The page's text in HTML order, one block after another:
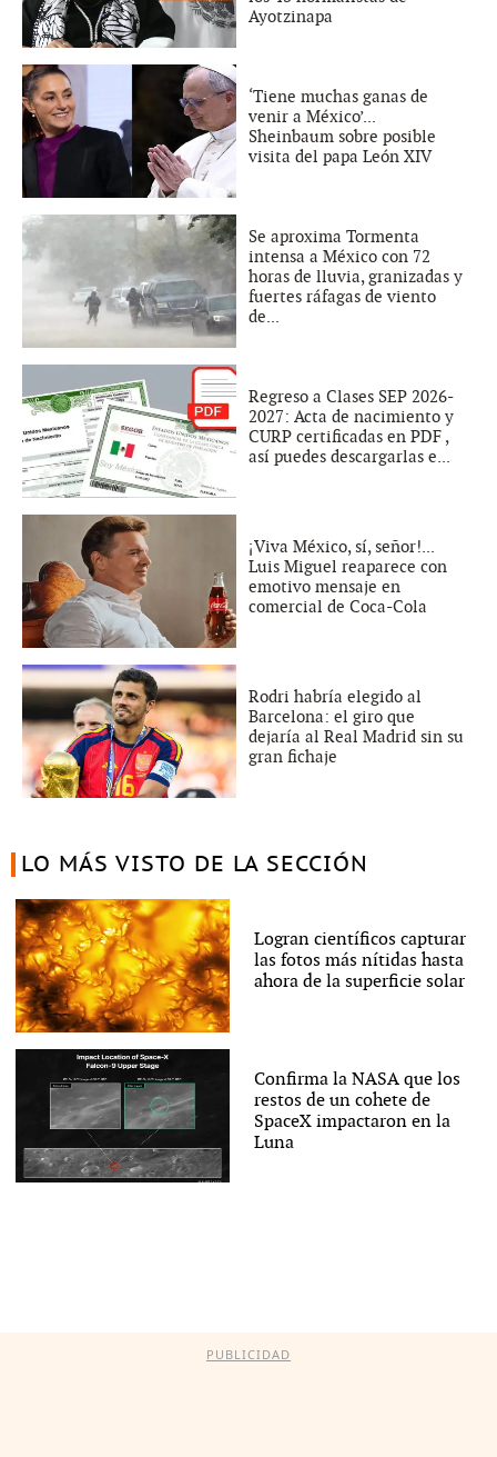
Ayotzinapa
‘Tiene muchas ganas de
venir a México’...
Sheinbaum sobre posible
visita del papa León XIV
Se aproxima Tormenta
intensa a México con 72
horas de lluvia, granizadas y
fuertes ráfagas de viento
de...
Regreso a Clases SEP 2026-
2027: Acta de nacimiento y
CURP certificadas en PDF ,
así puedes descargarlas e...
¡Viva México, sí, señor!...
Luis Miguel reaparece con
emotivo mensaje en
comercial de Coca-Cola
Rodri habría elegido al
Barcelona: el giro que
dejaría al Real Madrid sin su
gran fichaje
LO MÁS VISTO DE LA SECCIÓN
Logran científicos capturar
las fotos más nítidas hasta
ahora de la superficie solar
Confirma la NASA que los
restos de un cohete de
SpaceX impactaron en la
Luna
PUBLICIDAD